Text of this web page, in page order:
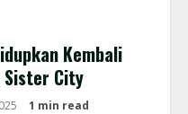
Kembali
Sister City
1 min read